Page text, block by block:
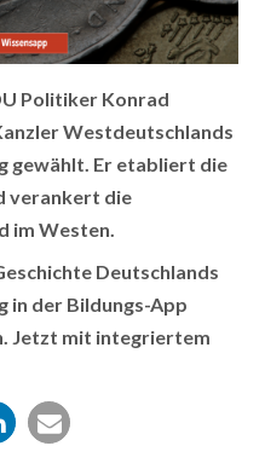
Politiker Konrad
Westdeutschlands
gewählt. Er etabliert die
verankert die
im Westen.
Deutschlands
in der Bildungs-App
Jetzt mit integriertem